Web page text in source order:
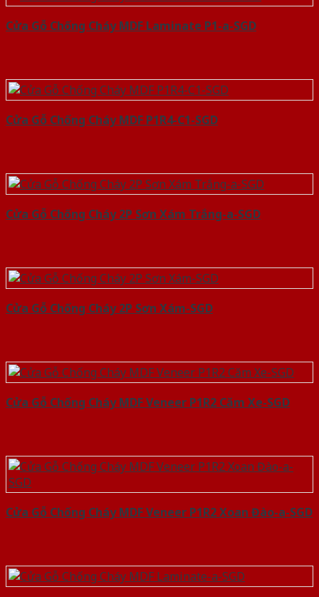
Cửa Gỗ Chống Cháy MDF Laminate P1-a-SGD
Cửa Gỗ Chống Cháy MDF P1R4-C1-SGD
Cửa Gỗ Chống Cháy 2P Sơn Xám Trắng-a-SGD
Cửa Gỗ Chống Cháy 2P Sơn Xám-SGD
Cửa Gỗ Chống Cháy MDF Veneer P1R2 Căm Xe-SGD
Cửa Gỗ Chống Cháy MDF Veneer P1R2 Xoan Đào-a-SGD